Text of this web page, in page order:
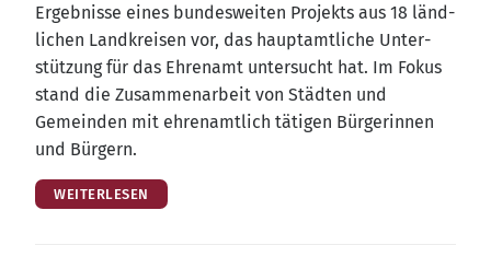
Ergeb­nis­se eines bun­des­wei­ten Pro­jekts aus 18 länd­
li­chen Land­krei­sen vor, das haupt­amt­li­che Unter­
stüt­zung für das Ehren­amt unter­sucht hat. Im Fokus
stand die Zusam­men­ar­beit von Städ­ten und
Gemein­den mit ehren­amt­lich täti­gen Bür­ge­rin­nen
und Bürgern.
WEITERLESEN